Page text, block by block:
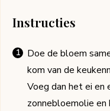
Instructies
Doe de bloem
kom van de
Voeg dan het ei
zonnebloemolie en